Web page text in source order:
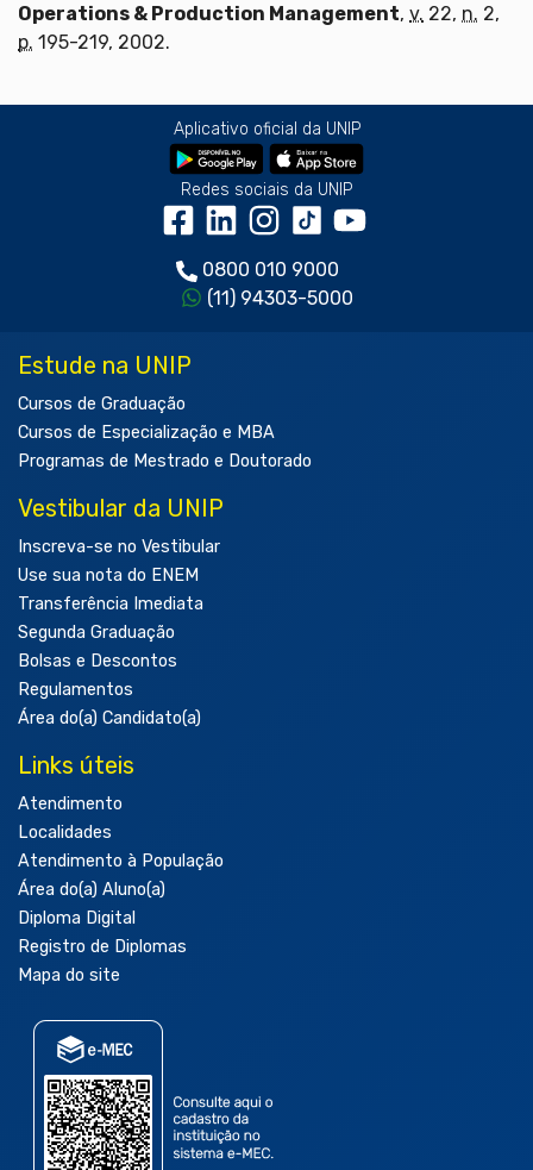
Operations & Production Management, v. 22, n. 2,
p. 195-219, 2002.
Aplicativo oficial da UNIP
Redes sociais da UNIP
0800 010 9000
(11) 94303-5000
Estude na UNIP
Cursos de Graduação
Cursos de Especialização e MBA
Programas de Mestrado e Doutorado
Vestibular da UNIP
Inscreva-se no Vestibular
Use sua nota do ENEM
Transferência Imediata
Segunda Graduação
Bolsas e Descontos
Regulamentos
Área do(a) Candidato(a)
Links úteis
Atendimento
Localidades
Atendimento à População
Área do(a) Aluno(a)
Diploma Digital
Registro de Diplomas
Mapa do site